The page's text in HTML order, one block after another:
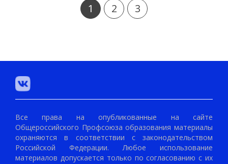
1 2 3
Все права на опубликованные на сайте
Общероссийского Профсоюза образования материалы
охраняются в соответствии с законодательством
Российской Федерации. Любое использование
материалов допускается только по согласованию с их